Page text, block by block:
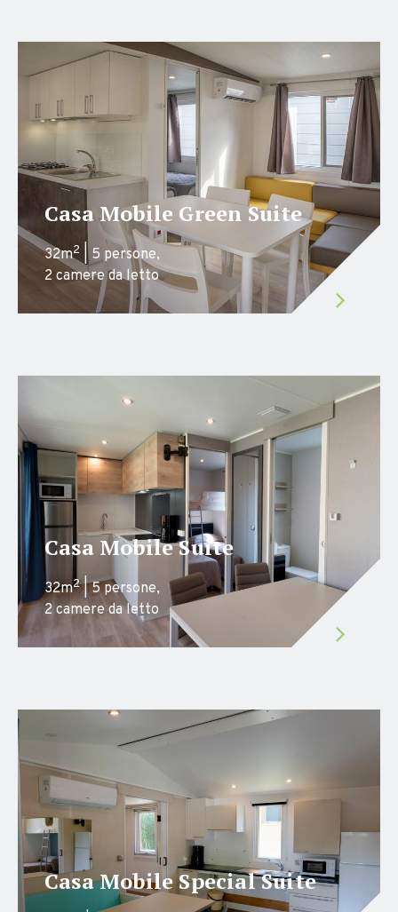
Casa Mobile Green Suite
32m2 | 5 persone,
2 camere da letto
Casa Mobile Suite
32m2| 5 persone,
2 camere da letto
Casa Mobile Special Suite